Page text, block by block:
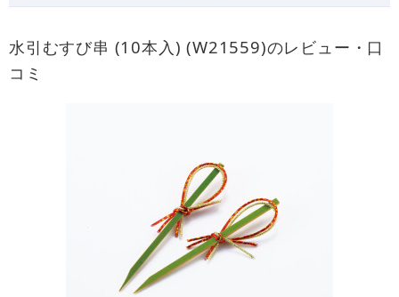
水引むすび串 (10本入) (W21559)のレビュー・口
コミ